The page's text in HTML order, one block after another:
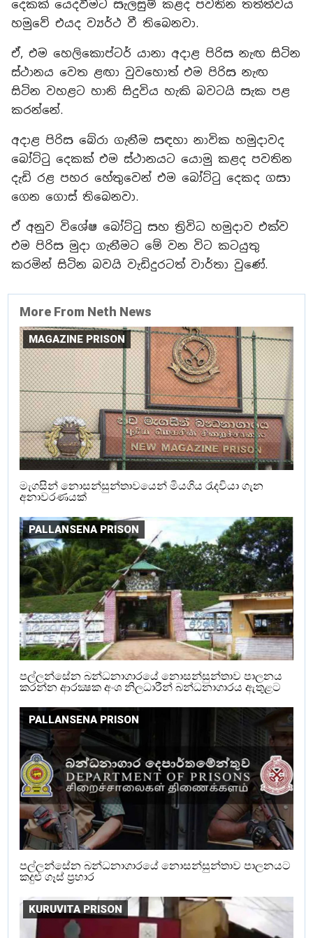
දෙකක් යෙදවීමට සැලසුම් කළද පවතින තත්ත්වය
හමුවේ එයද ව්‍යර්ථ වී තිබෙනවා.
ඒ, එම හෙලිකොප්ටර් යානා අදාළ පිරිස නැඟ සිටින
ස්ථානය වෙත ළඟා වුවහොත් එම පිරිස නැඟ
සිටින වහළට හානි සිදුවිය හැකි බවටයි සැක පළ
කරන්නේ.
අදාළ පිරිස බේරා ගැනීම සඳහා නාවික හමුදාවද
බෝට්ටු දෙකක් එම ස්ථානයට යොමු කළද පවතින
දැඩි රළ පහර හේතුවෙන් එම බෝට්ටු දෙකද ගසා
ගෙන ගොස් තිබෙනවා.
ඒ අනුව විශේෂ බෝට්ටු සහ ත්‍රිවිධ හමුදාව එක්ව
එම පිරිස මුදා ගැනීමට මේ වන විට කටයුතු
කරමින් සිටින බවයි වැඩිදුරටත් වාර්තා වුණේ.
More From Neth News
MAGAZINE PRISON
මැගසින් නොසන්සුන්තාවයෙන් මියගිය රැදවියා ගැන
අනාවරණයක්
PALLANSENA PRISON
පල්ලන්සේන බන්ධනාගාරයේ නොසන්සුන්තාව පාලනය
කරන්න ආරක්‍ෂක අංශ නිලධාරීන් බන්ධනාගාරය ඇතුළට
PALLANSENA PRISON
පල්ලන්සේන බන්ධනාගාරයේ නොසන්සුන්තාව පාලනයට
කදුළු ගෑස් ප්‍රහාර
KURUVITA PRISON